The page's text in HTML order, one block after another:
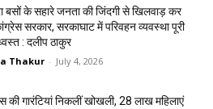
बसों के सहारे जनता की जिंदगी से खिलवाड़ कर
सरकार, सरकाघाट में परिवहन व्यवस्था पूरी
: दलीप ठाकुर
Thakur - July 4, 2026
की गारंटियां निकलीं खोखली, 28 लाख महिलाएं